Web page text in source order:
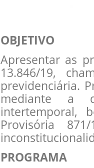
OBJETIVO
Apresentar as
13.846/19,
previdenciária.
mediante a
intertemporal,
Provisória
PROGRAMA